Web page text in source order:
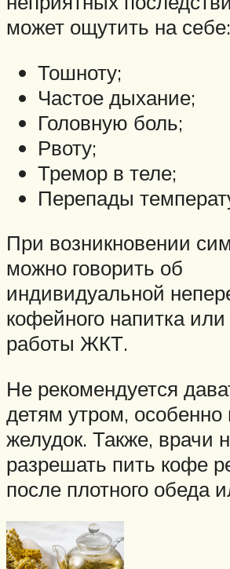
может ощутить на себе:
Тошноту;
Частое дыхание;
Головную боль;
Рвоту;
Тремор в теле;
Перепады
При возникновении
можно говорить об
индивидуальной
кофейного напитка
работы ЖКТ.
Не рекомендуется
детям утром, особенно
желудок. Также, врачи
разрешать пить кофе
после плотного обеда